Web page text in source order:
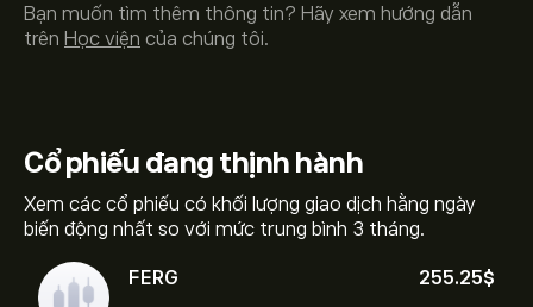
Cổ phiếu đang thịnh hành
Xem các cổ phiếu có khối lượng giao dịch hằng ngày
biến động nhất so với mức trung bình 3 tháng.
FERG
255.25‎$‎
Bạn muốn tìm thêm thông tin? Hãy xem hướng dẫn
trên Học viện của chúng tôi.